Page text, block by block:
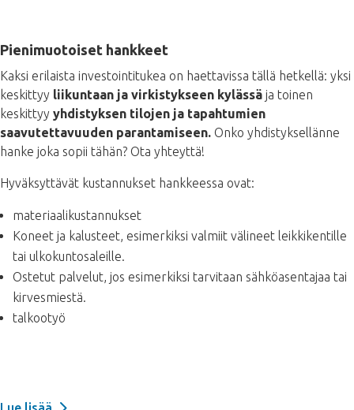
Pienimuotoiset hankkeet
Kaksi erilaista investointitukea on haettavissa tällä hetkellä: yksi
keskittyy liikuntaan ja virkistykseen kylässä ja toinen
keskittyy yhdistyksen tilojen ja tapahtumien
saavutettavuuden parantamiseen. Onko yhdistyksellänne
hanke joka sopii tähän? Ota yhteyttä!
Hyväksyttävät kustannukset hankkeessa ovat:
materiaalikustannukset
Koneet ja kalusteet, esimerkiksi valmiit välineet leikkikentille
tai ulkokuntosaleille.
Ostetut palvelut, jos esimerkiksi tarvitaan sähköasentajaa tai
kirvesmiestä.
talkootyö